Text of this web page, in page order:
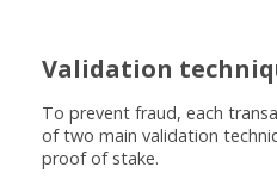
Validation
To prevent fraud, each
of two main validation
proof of stake.